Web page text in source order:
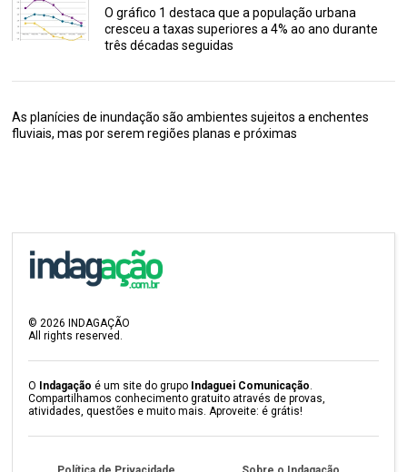
O gráfico 1 destaca que a população urbana
cresceu a taxas superiores a 4% ao ano durante
três décadas seguidas
As planícies de inundação são ambientes sujeitos a enchentes
fluviais, mas por serem regiões planas e próximas
©2026 INDAGAÇÃO
All rights reserved.
O Indagação é um site do grupo Indaguei Comunicação.
Compartilhamos conhecimento gratuito através de provas,
atividades, questões e muito mais. Aproveite: é grátis!